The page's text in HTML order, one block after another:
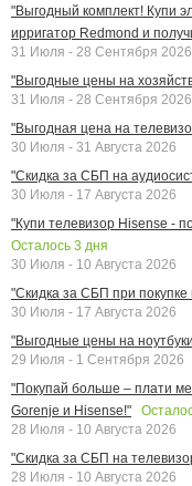
"Выгодный комплект! Купи
ирригатор Redmond и
31 Июля - 28 Сентября 2026
"Выгодные цены на
31 Июля - 28 Сентября 2026
"Выгодная цена на
30 Июля - 31 Августа 2026
"Скидка за СБП на
30 Июля - 17 Августа 2026
"Купи телевизор Hisense -
Осталось 3 дня
30 Июля - 10 Августа 2026
"Скидка за СБП при
30 Июля - 17 Августа 2026
"Выгодные цены на
29 Июля - 1 Сентября 2026
"Покупай больше – плати
Gorenje и Hisense!"
28 Июля - 10 Августа 2026
"Скидка за СБП на
28 Июля - 10 Августа 2026